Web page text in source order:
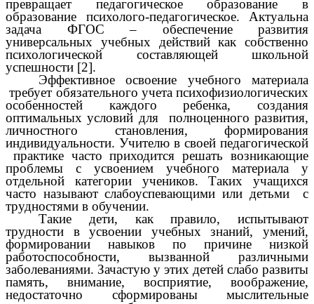
превращает педагогическое образование в
образование психолого-педагогическое. Актуальна
задача ФГОС – обеспечение развития
универсальных учебных действий как собственно
психологической составляющей школьной
успешности [2].
Эффективное освоение учебного материала
требует обязательного учета психофизиологических
особенностей каждого ребенка, создания
оптимальных условий для полноценного развития,
личностного становления, формирования
индивидуальности. Учителю в своей педагогической
практике часто приходится решать возникающие
проблемы с усвоением учебного материала у
отдельной категории учеников. Таких учащихся
часто называют слабоуспевающими или детьми с
трудностями в обучении.
Такие дети, как правило, испытывают
трудности в усвоении учебных знаний, умений,
формировании навыков по причине низкой
работоспособности, вызванной различными
заболеваниями. Зачастую у этих детей слабо развиты
память, внимание, восприятие, воображение,
недостаточно сформированы мыслительные